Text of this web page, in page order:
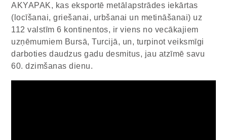
AKYAPAK, kas eksportē metālapstrādes iekārtas
(locīšanai, griešanai, urbšanai un metināšanai) uz
112 valstīm 6 kontinentos, ir viens no vecākajiem
uzņēmumiem Bursā, Turcijā, un, turpinot veiksmīgi
darboties daudzus gadu desmitus, jau atzīmē savu
60. dzimšanas dienu.